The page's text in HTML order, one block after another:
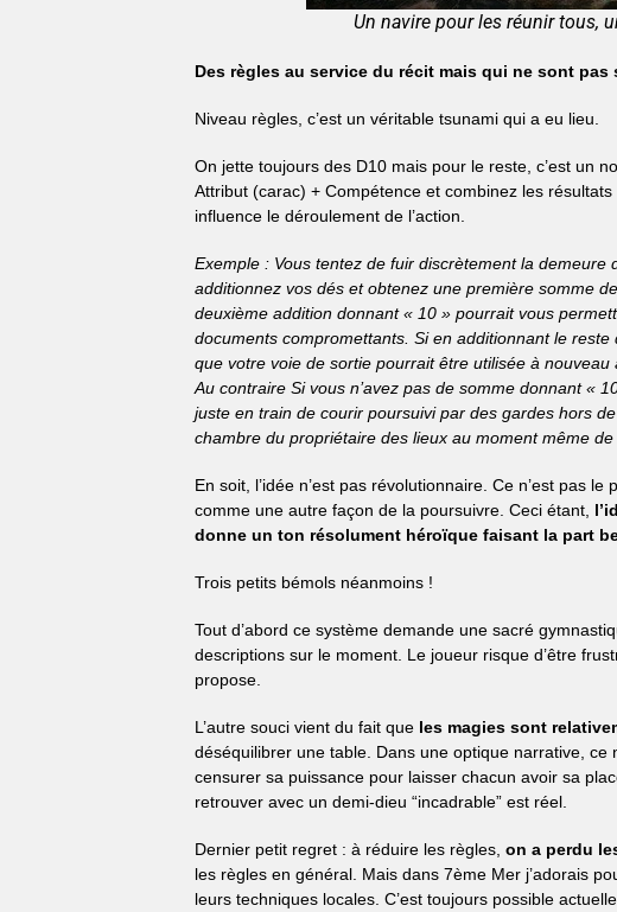
Un navire pour les réunir tous,
Des règles au service du récit mais qui ne sont pas
Niveau règles, c’est un véritable tsunami qui a eu lieu.
On jette toujours des D10 mais pour le reste, c’est un
Attribut (carac) + Compétence et combinez les
influence le déroulement de l’action.
Exemple : Vous tentez de fuir discrètement la demeure
additionnez vos dés et obtenez une première somme
deuxième addition donnant « 10 » pourrait vous
documents compromettants. Si en additionnant le
que votre voie de sortie pourrait être utilisée à nouveau
Au contraire Si vous n’avez pas de somme donnant «
juste en train de courir poursuivi par des gardes hors
chambre du propriétaire des lieux au moment même
En soit, l’idée n’est pas révolutionnaire. Ce n’est pas
comme une autre façon de la poursuivre. Ceci étant,
donne un ton résolument héroïque faisant la part
Trois petits bémols néanmoins !
Tout d’abord ce système demande une sacré
descriptions sur le moment. Le joueur risque d’être
propose.
L’autre souci vient du fait que les magies sont
déséquilibrer une table. Dans une optique narrative, ce
censurer sa puissance pour laisser chacun avoir sa
retrouver avec un demi-dieu “incadrable” est réel.
Dernier petit regret : à réduire les règles,on a perdu
les règles en général. Mais dans 7ème Mer j’adorais
leurs techniques locales. C’est toujours possible